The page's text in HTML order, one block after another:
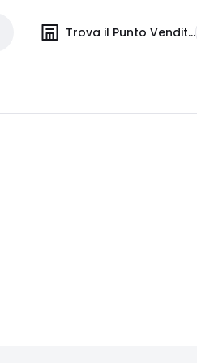
Trova il Punto Vendita